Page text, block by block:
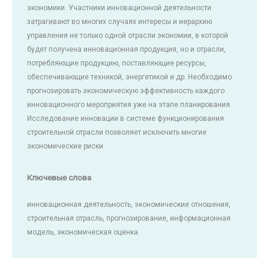
экономики. Участники инновационной деятельности
затрагивают во многих случаях интересы и иерархию
управления не только одной отрасли экономии, в которой
будет получена инновационная продукция, но и отрасли,
потребляющие продукцию, поставляющие ресурсы,
обеспечивающие техникой, энергетикой и др. Необходимо
прогнозировать экономическую эффективность каждого
инновационного мероприятия уже на этапе планирования.
Исследование инновации в системе функционирования
строительной отрасли позволяет исключить многие
экономические риски.
Ключевые слова
инновационная деятельность, экономические отношения,
строительная отрасль, прогнозирование, информационная
модель, экономическая оценка